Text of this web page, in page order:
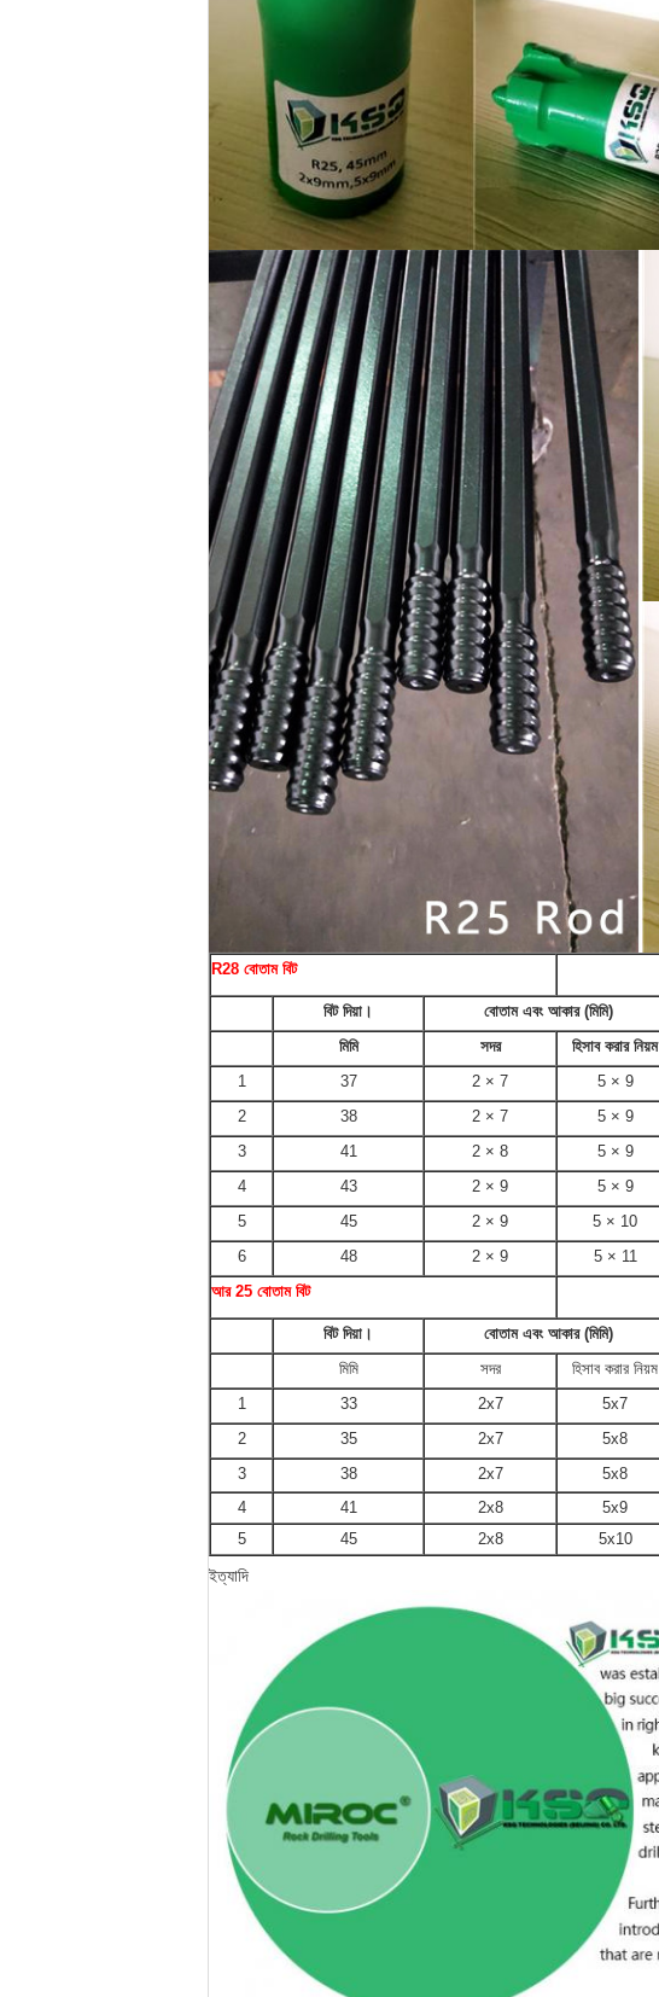
R28 বোতাম বিট
বিট দিয়া। বোতাম এবং আকার (মিমি)
মিমি
সদর হিসাব করার নিয়ম
1
37 2 × 7 5 × 9
2
38 2 × 7 5 × 9
3
41 2 × 8 5 × 9
4
43 2 × 9 5 × 9
5
45 2 × 9 5 × 10
6
48 2 × 9 5 × 11
আর 25 বোতাম বিট
বিট দিয়া। বোতাম এবং আকার (মিমি)
মিমি
সদর হিসাব করার নিয়ম
1
33 2x7 5x7
2
35 2x7 5x8
3
38 2x7 5x8
4
41 2x8 5x9
5
45 2x8 5x10
ইত্যাদি